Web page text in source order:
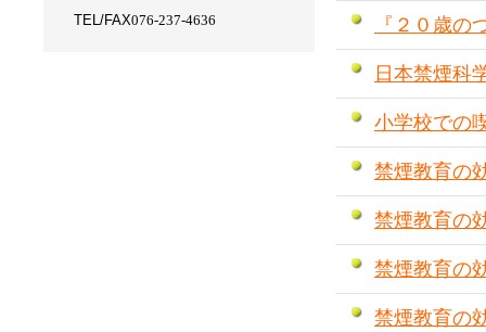
『２０歳の
日本禁煙科
小学校での
禁煙教育の
禁煙教育の
禁煙教育の
禁煙教育の
TEL/FAX076-237-4636